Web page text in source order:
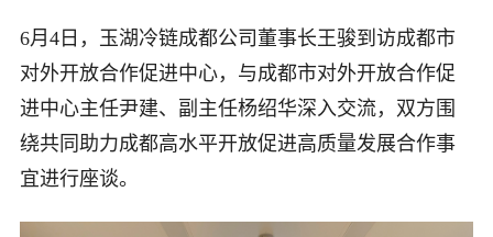
6月4日，玉湖冷链成都公司董事长王骏到访成都市
对外开放合作促进中心，与成都市对外开放合作促
进中心主任尹建、副主任杨绍华深入交流，双方围
绕共同助力成都高水平开放促进高质量发展合作事
宜进行座谈。